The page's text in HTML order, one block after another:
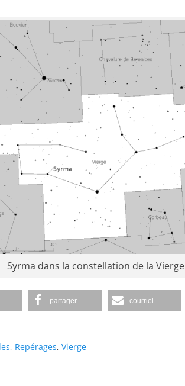
Syrma dans la constellation de la Vierge
partager courriel
, Repérages, Vierge